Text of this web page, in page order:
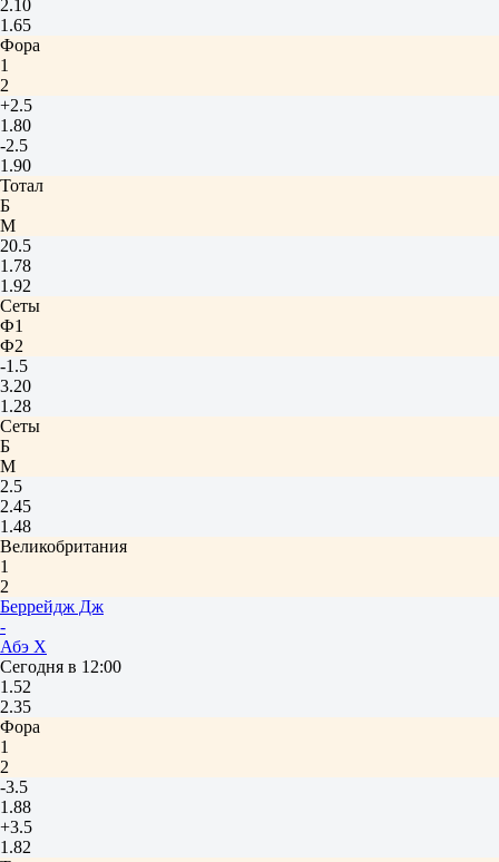
2.10
1.65
Фора
1
2
+2.5
1.80
-2.5
1.90
Тотал
Б
М
20.5
1.78
1.92
Сеты
Ф1
Ф2
-1.5
3.20
1.28
Сеты
Б
М
2.5
2.45
1.48
Великобритания
1
2
Беррейдж Дж
-
Абэ Х
Сегодня в 12:00
1.52
2.35
Фора
1
2
-3.5
1.88
+3.5
1.82